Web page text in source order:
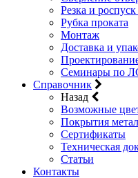
Резка и роспуск
Рубка проката
Монтаж
Доставка и
Семинары по
Справочник
Назад
Возможные
Покрытия
Сертификаты
Техническая
Статьи
Контакты